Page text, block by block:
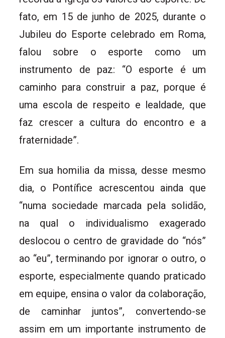
fato, em 15 de junho de 2025, durante o
Jubileu do Esporte celebrado em Roma,
falou sobre o esporte como um
instrumento de paz: “O esporte é um
caminho para construir a paz, porque é
uma escola de respeito e lealdade, que
faz crescer a cultura do encontro e a
fraternidade”.
Em sua homilia da missa, desse mesmo
dia, o Pontífice acrescentou ainda que
“numa sociedade marcada pela solidão,
na qual o individualismo exagerado
deslocou o centro de gravidade do “nós”
ao “eu”, terminando por ignorar o outro, o
esporte, especialmente quando praticado
em equipe, ensina o valor da colaboração,
de caminhar juntos”, convertendo-se
assim em um importante instrumento de